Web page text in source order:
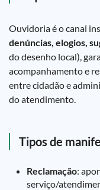
Ouvidoria é o canal
denúncias, elogios,
do desenho local),
acompanhamento e
entre cidadão e
do atendimento.
Tipos de
Reclamação:
serviço/